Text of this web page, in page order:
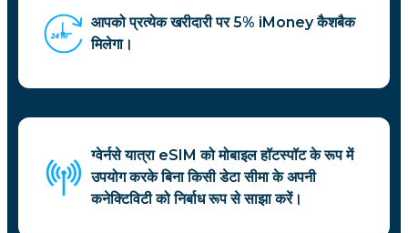
आपको प्रत्येक खरीदारी पर 5% iMoney कैशबैक
मिलेगा।
ग्वेर्नसे यात्रा eSIM को मोबाइल हॉटस्पॉट के रूप में
उपयोग करके बिना किसी डेटा सीमा के अपनी
कनेक्टिविटी को निर्बाध रूप से साझा करें।